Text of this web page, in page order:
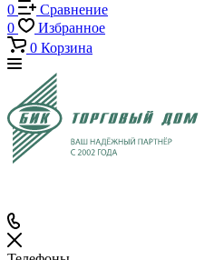
0
Сравнение
0
Избранное
0 Корзина